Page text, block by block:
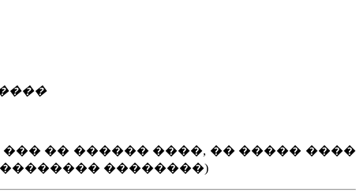
�� ������ ����, �� ����� ����
��������)